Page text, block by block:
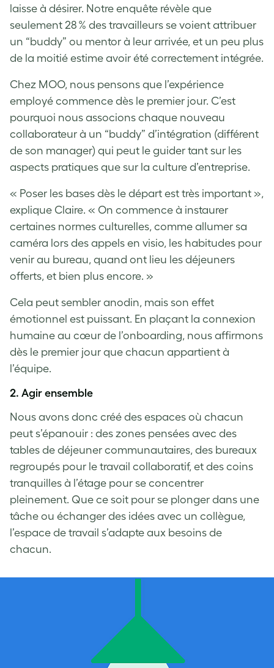
laisse à désirer. Notre enquête révèle que
seulement 28 % des travailleurs se voient attribuer
un “buddy” ou mentor à leur arrivée, et un peu plus
de la moitié estime avoir été correctement intégrée.
Chez MOO, nous pensons que l’expérience
employé commence dès le premier jour. C’est
pourquoi nous associons chaque nouveau
collaborateur à un “buddy” d’intégration (différent
de son manager) qui peut le guider tant sur les
aspects pratiques que sur la culture d’entreprise.
« Poser les bases dès le départ est très important »,
explique Claire. « On commence à instaurer
certaines normes culturelles, comme allumer sa
caméra lors des appels en visio, les habitudes pour
venir au bureau, quand ont lieu les déjeuners
offerts, et bien plus encore. »
Cela peut sembler anodin, mais son effet
émotionnel est puissant. En plaçant la connexion
humaine au cœur de l’onboarding, nous affirmons
dès le premier jour que chacun appartient à
l’équipe.
2. Agir ensemble
Nous avons donc créé des espaces où chacun
peut s’épanouir : des zones pensées avec des
tables de déjeuner communautaires, des bureaux
regroupés pour le travail collaboratif, et des coins
tranquilles à l’étage pour se concentrer
pleinement. Que ce soit pour se plonger dans une
tâche ou échanger des idées avec un collègue,
l’espace de travail s’adapte aux besoins de
chacun.